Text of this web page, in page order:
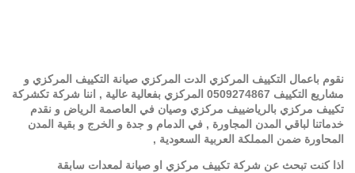
نقوم باعمال التكييف المركزي الدت المركزي صيانة التكييف المركزي و
مشاريع التكييف 0509274867 المركزي بفعالية عالية , اننا شركة تكشركة
تكييف مركزي بالرياضييف مركزي وصيان في العاصمة الرياض و نقدم
خدماتنا لباقي المدن المجاورة , في الدمام و جدة و الخرج و بقية المدن
المحاورة ضمن المملكة العربية السعودية ,
اذا كنت تبحث عن شركة تكييف مركزي او صيانة لمعدات سابقة